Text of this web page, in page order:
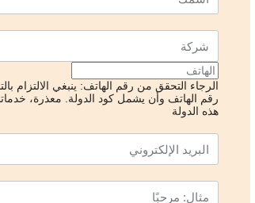
الرجاء التحقق من رقم الهاتف: ينبغي الالتزام
رقم الهاتف وأن يشمل كود الدولة.
معذرة،
هذه الدولة